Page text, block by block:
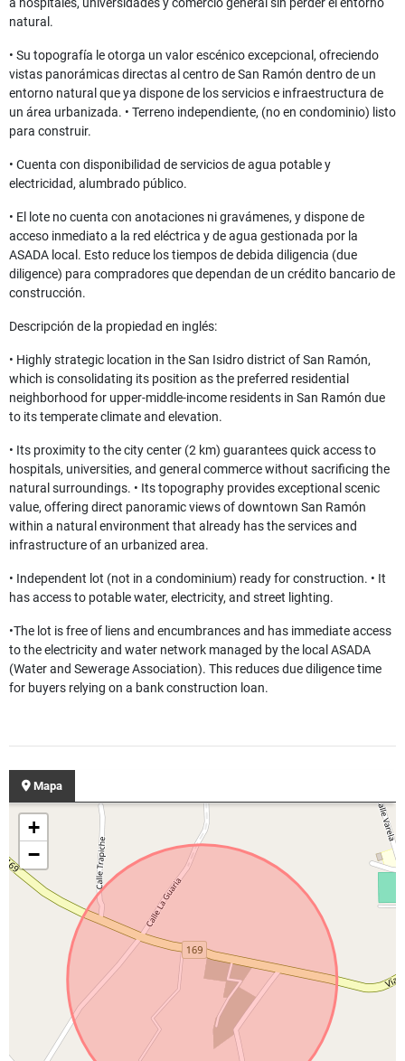
a hospitales, universidades y comercio general sin perder el entorno
natural.
• Su topografía le otorga un valor escénico excepcional, ofreciendo
vistas panorámicas directas al centro de San Ramón dentro de un
entorno natural que ya dispone de los servicios e infraestructura de
un área urbanizada. • Terreno independiente, (no en condominio) listo
para construir.
• Cuenta con disponibilidad de servicios de agua potable y
electricidad, alumbrado público.
• El lote no cuenta con anotaciones ni gravámenes, y dispone de
acceso inmediato a la red eléctrica y de agua gestionada por la
ASADA local. Esto reduce los tiempos de debida diligencia (due
diligence) para compradores que dependan de un crédito bancario de
construcción.
Descripción de la propiedad en inglés:
• Highly strategic location in the San Isidro district of San Ramón,
which is consolidating its position as the preferred residential
neighborhood for upper-middle-income residents in San Ramón due
to its temperate climate and elevation.
• Its proximity to the city center (2 km) guarantees quick access to
hospitals, universities, and general commerce without sacrificing the
natural surroundings. • Its topography provides exceptional scenic
value, offering direct panoramic views of downtown San Ramón
within a natural environment that already has the services and
infrastructure of an urbanized area.
• Independent lot (not in a condominium) ready for construction. • It
has access to potable water, electricity, and street lighting.
•The lot is free of liens and encumbrances and has immediate access
to the electricity and water network managed by the local ASADA
(Water and Sewerage Association). This reduces due diligence time
for buyers relying on a bank construction loan.
Mapa
+
−